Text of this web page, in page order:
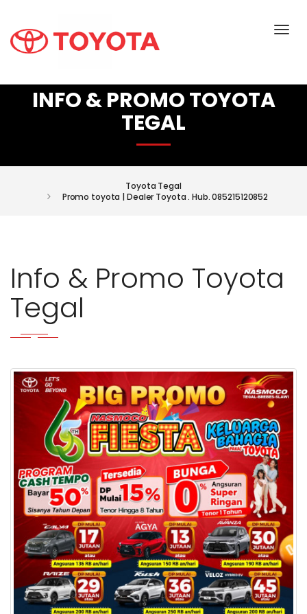
INFO & PROMO TOYOTA
TEGAL
Toyota Tegal
Promo toyota | Dealer Toyota . Hub. 085215120852
Info & Promo Toyota
Tegal